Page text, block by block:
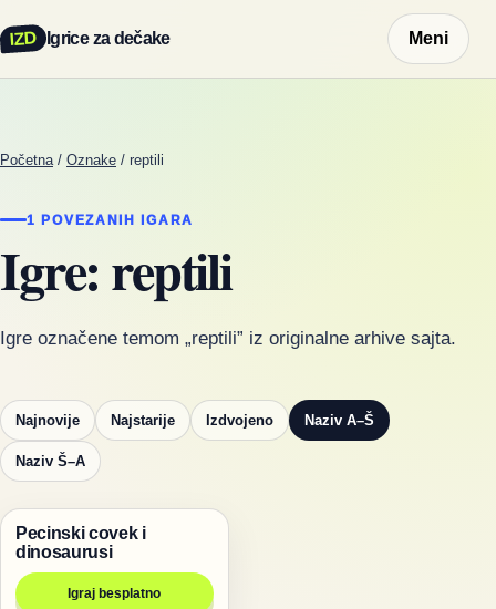
IZD Igrice za dečake Meni
Početna / Oznake / reptili
1 POVEZANIH IGARA
Igre: reptili
Igre označene temom „reptili” iz originalne arhive sajta.
Najnovije Najstarije Izdvojeno Naziv A–Š
Naziv Š–A
Životinje
Pecinski covek i
dinosaurusi
Igraj besplatno